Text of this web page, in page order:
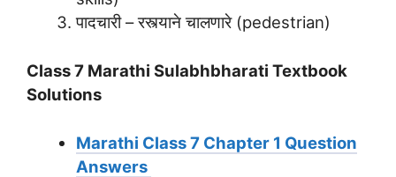
पादचारी – रस्त्याने चालणारे (pedestrian)
Class 7 Marathi Sulabhbharati Textbook
Solutions
Marathi Class 7 Chapter 1 Question
Answers